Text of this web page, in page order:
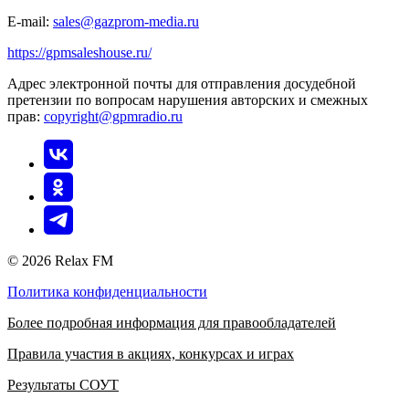
E-mail: sales@gazprom-media.ru
https://gpmsaleshouse.ru/
Адрес электронной почты для отправления досудебной
претензии по вопросам нарушения авторских и смежных
прав: copyright@gpmradio.ru
© 2026 Relax FM
Политика конфиденциальности
Более подробная информация для правообладателей
Правила участия в акциях, конкурсах и играх
Результаты СОУТ